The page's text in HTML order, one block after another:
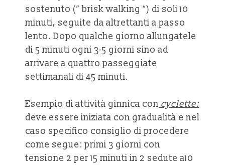
sostenuto (” brisk walking “) di soli 10
minuti, seguite da altrettanti a passo
lento. Dopo qualche giorno allungatele
di 5 minuti ogni 3-5 giorni sino ad
arrivare a quattro passeggiate
settimanali di 45 minuti.
Esempio di attività ginnica con cyclette:
deve essere iniziata con gradualità e nel
caso specifico consiglio di procedere
come segue: primi 3 giorni con
tensione 2 per 15 minuti in 2 sedute a10